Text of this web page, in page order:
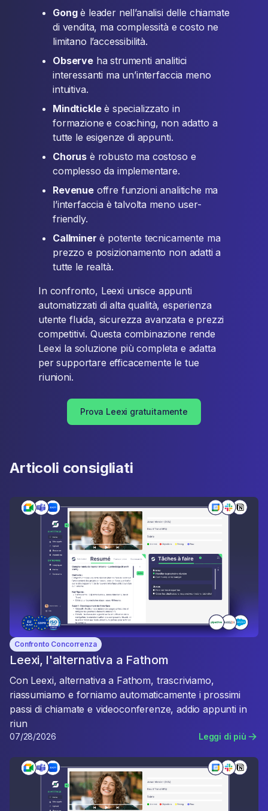
Gongè leader nell’analisi delle chiamate
di vendita, ma complessità e costo ne
limitano l’accessibilità.
Observeha strumenti analitici
interessanti ma un’interfaccia meno
intuitiva.
Mindtickleè specializzato in
formazione e coaching, non adatto a
tutte le esigenze di appunti.
Chorus è robusto ma costoso e
complesso da implementare.
Revenueoffre funzioni analitiche ma
l’interfaccia è talvolta meno user-
friendly.
Callminer è potente tecnicamente ma
prezzo e posizionamento non adatti a
tutte le realtà.
In confronto, Leexi unisce appunti
automatizzati di alta qualità, esperienza
utente fluida, sicurezza avanzata e prezzi
competitivi. Questa combinazione rende
Leexi la soluzione più completa e adatta
per supportare efficacemente le tue
riunioni.
Prova Leexi gratuitamente
Articoli consigliati
Confronto Concorrenza
Leexi, l'alternativa a Fathom
Con Leexi, alternativa a Fathom, trascriviamo,
riassumiamo e forniamo automaticamente i prossimi
passi di chiamate e videoconferenze, addio appunti in
riun
07/28/2026 Leggi di più